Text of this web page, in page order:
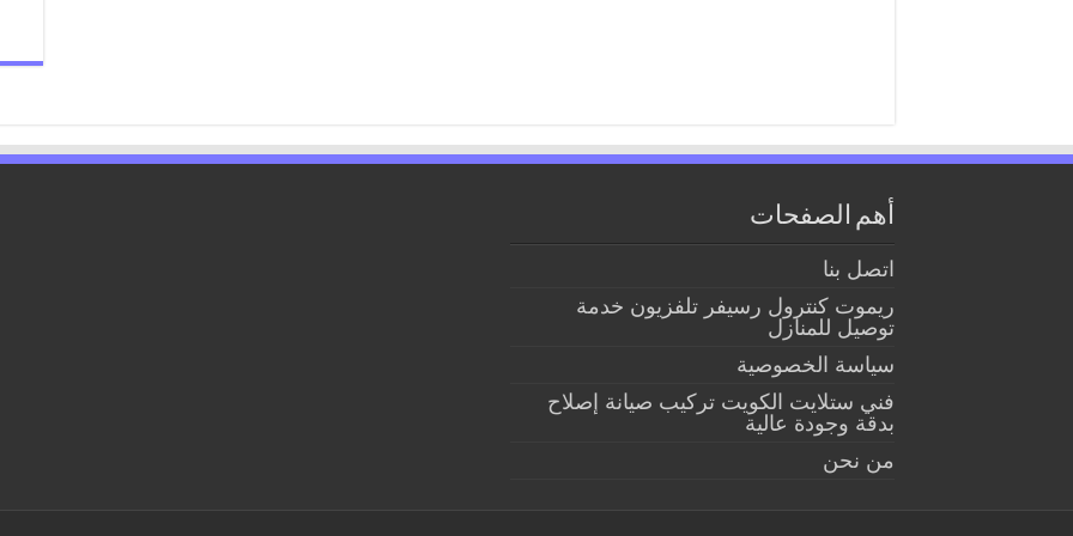
أهم الصفحات
اتصل بنا
ريموت كنترول رسيفر تلفزيون خدمة
توصيل للمنازل
سياسة الخصوصية
فني ستلايت الكويت تركيب صيانة إصلاح
بدقة وجودة عالية
من نحن